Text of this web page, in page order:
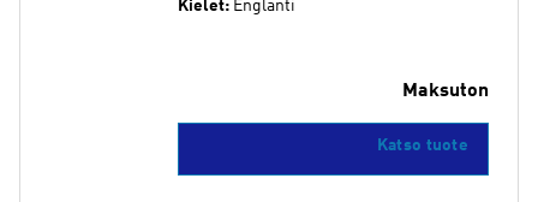
Kielet: Englanti
Maksuton
Katso tuote